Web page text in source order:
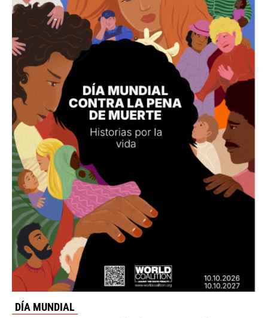
DÍA MUNDIAL